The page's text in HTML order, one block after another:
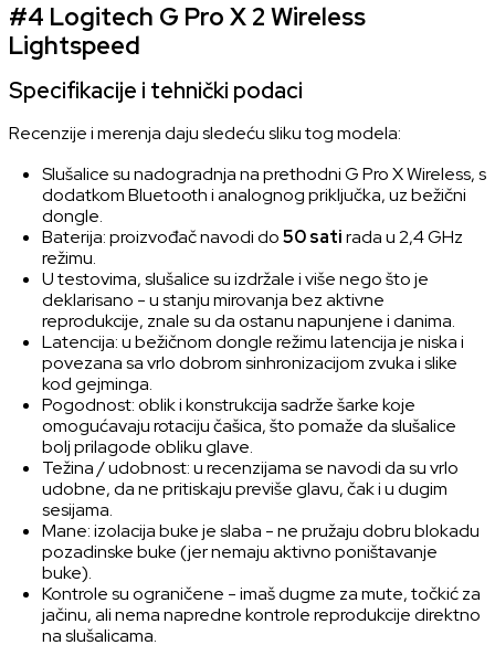
#4 Logitech G Pro X 2 Wireless
Lightspeed
Specifikacije i tehnički podaci
Recenzije i merenja daju sledeću sliku tog modela:
Slušalice su nadogradnja na prethodni G Pro X Wireless, s
dodatkom Bluetooth i analognog priključka, uz bežični
dongle.
Baterija: proizvođač navodi do50 satirada u 2,4 GHz
režimu.
U testovima, slušalice su izdržale i više nego što je
deklarisano - u stanju mirovanja bez aktivne
reprodukcije, znale su da ostanu napunjene i danima.
Latencija: u bežičnom dongle režimu latencija je niska i
povezana sa vrlo dobrom sinhronizacijom zvuka i slike
kod gejminga.
Pogodnost: oblik i konstrukcija sadrže šarke koje
omogućavaju rotaciju čašica, što pomaže da slušalice
bolj prilagode obliku glave.
Težina / udobnost: u recenzijama se navodi da su vrlo
udobne, da ne pritiskaju previše glavu, čak i u dugim
sesijama.
Mane: izolacija buke je slaba - ne pružaju dobru blokadu
pozadinske buke (jer nemaju aktivno poništavanje
buke).
Kontrole su ograničene - imaš dugme za mute, točkić za
jačinu, ali nema napredne kontrole reprodukcije direktno
na slušalicama.